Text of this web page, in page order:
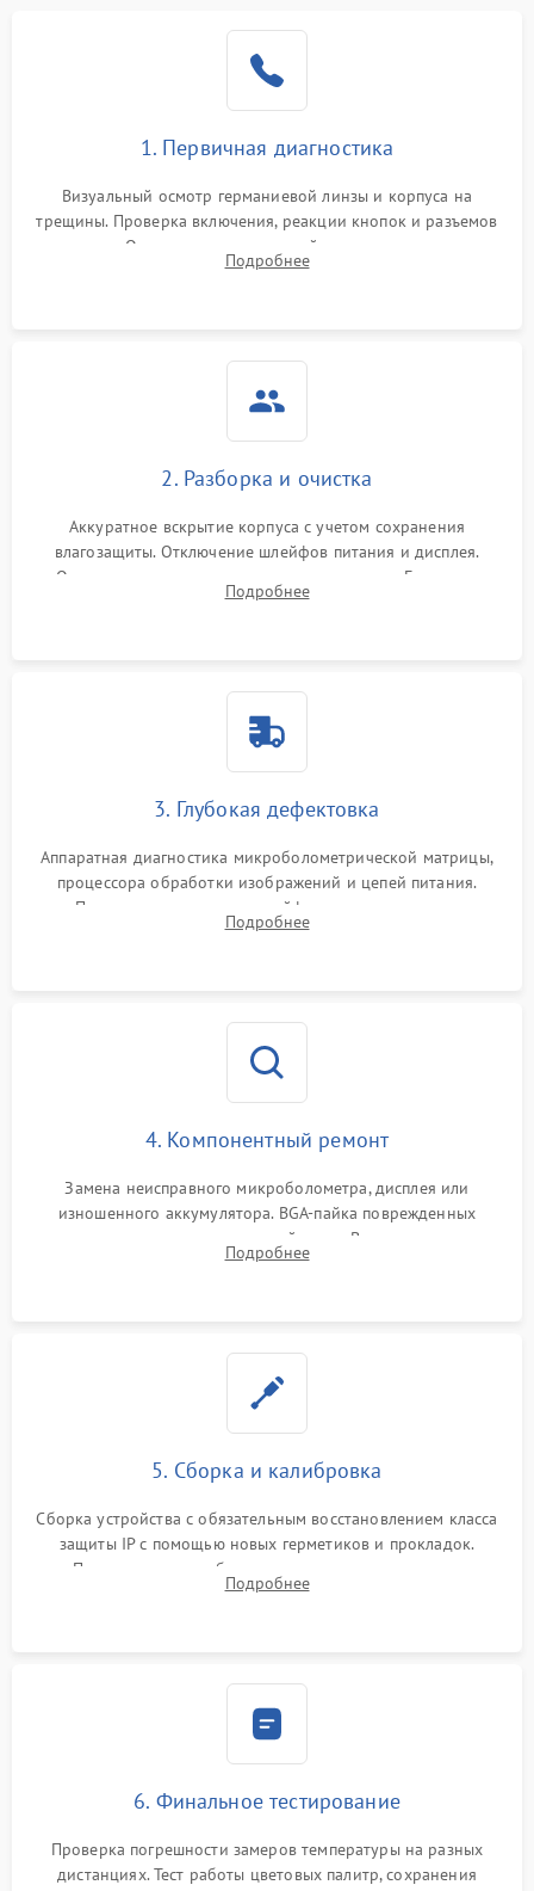
1. Первичная диагностика
Визуальный осмотр германиевой линзы и корпуса на
трещины. Проверка включения, реакции кнопок и разъемов
зарядки. Оценка вывода тепловой сигнатуры на экран,
проверка базовых функций и считывание системных
Подробнее
2. Разборка и очистка
Аккуратное вскрытие корпуса с учетом сохранения
влагозащиты. Отключение шлейфов питания и дисплея.
Очистка внутренних плат от окислов и пыли. Бережная
обработка германиевого объектива специализированными
Подробнее
3. Глубокая дефектовка
Аппаратная диагностика микроболометрической матрицы,
процессора обработки изображений и цепей питания.
Проверка целостности шлейфов, модуля памяти и
интерфейсов связи. Выявление сгоревших SMD-компонентов
Подробнее
4. Компонентный ремонт
Замена неисправного микроболометра, дисплея или
изношенного аккумулятора. BGA-пайка поврежденных
контроллеров на материнской плате. Восстановление
разъемов и кнопок, замена поврежденных элементов
Подробнее
5. Сборка и калибровка
Сборка устройства с обязательным восстановлением класса
защиты IP с помощью новых герметиков и прокладок.
Программная калибровка матрицы по эталонному
абсолютно черному телу для точного измерения температур.
Подробнее
6. Финальное тестирование
Проверка погрешности замеров температуры на разных
дистанциях. Тест работы цветовых палитр, сохранения